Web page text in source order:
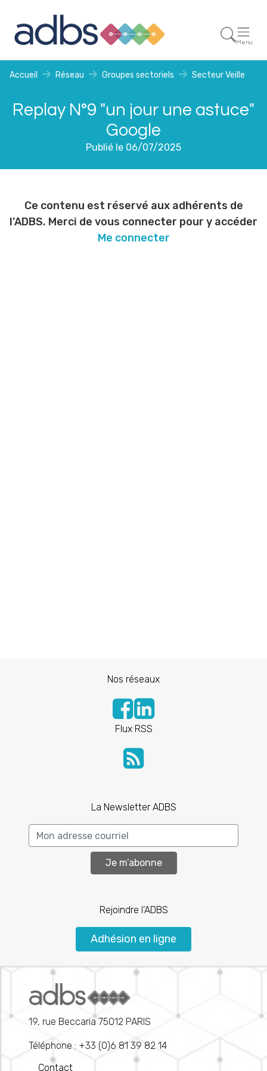
Menu
Accueil Réseau Groupes sectoriels Secteur Veille
Replay N°9 "un jour une astuce"
Google
Publié le 06/07/2025
Ce contenu est réservé aux adhérents de
l’ADBS. Merci de vous connecter pour y accéder
Me connecter
Nos réseaux
Flux RSS
La Newsletter ADBS
Je m’abonne
Rejoindre l’ADBS
Adhésion en ligne
19, rue Beccaria 75012 PARIS
Téléphone : +33 (0)6 81 39 82 14
Contact